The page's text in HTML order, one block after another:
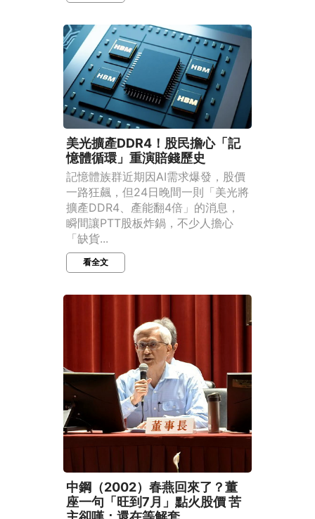
美光擴產DDR4！股民擔心「記
憶體循環」重演賠錢歷史
記憶體族群近期因AI需求爆發，股價
一路狂飆，但24日晚間一則「美光將
擴產DDR4、產能翻4倍」的消息，
瞬間讓PTT股板炸鍋，不少人擔心
「缺貨...
看全文
中鋼（2002）春燕回來了？董
座一句「旺到7月」點火股價 苦